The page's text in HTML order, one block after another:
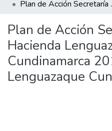
Plan de Acción
Plan de Acción
Hacienda
Cundinamarca
Lenguazaque